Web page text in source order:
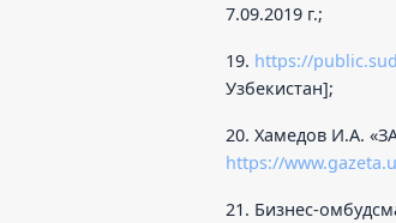
7.09.2019 г.;
19. https://
Узбекистан];
20. Хамедов И.А.
https://
21. Бизнес-